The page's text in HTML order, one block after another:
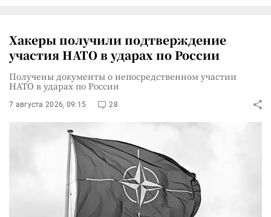
Хакеры получили подтверждение
участия НАТО в ударах по России
Получены документы о непосредственном участии
НАТО в ударах по России
7 августа 2026, 09:15 28